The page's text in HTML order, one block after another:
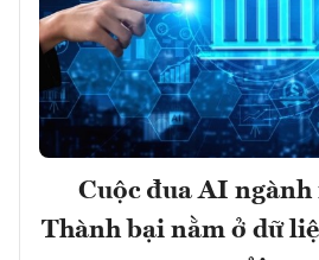
Cuộc đua AI ngành
Thành bại nằm ở dữ